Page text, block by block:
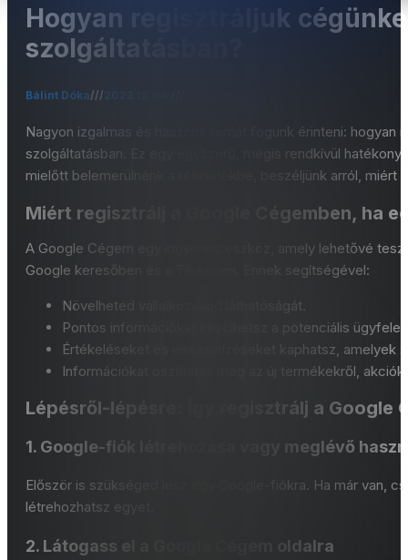
Hogyan regisztráljuk
szolgáltatásban?
Bálint Dóka///2023.12.04.
Nagyon izgalmas és hasznos témát fogunk érinteni: hogyan
szolgáltatásban. Ez egy egyszerű, mégis rendkívül
mielőtt belemerülnénk a részletekbe, beszéljünk arról, miért
Miért regisztrálj a Google Cégemben, ha
A Google Cégem egy ingyenes eszköz, amely lehetővé
Google keresőben és a Térképen. Ennek segítségével:
Növelheted vállalkozásod láthatóságát.
Pontos információkat közölhetsz a potenciális
Értékeléseket és visszajelzéseket kaphatsz, amelyek
Információkat oszthatsz meg az új termékekről,
Lépésről-lépésre: Így regisztrálj a Google
1. Google-fiók létrehozása vagy meglévő
Először is szükséged lesz egy Google-fiókra. Ha már van,
létrehozhatsz egyet.
2. Látogass el a Google Cégem oldalra